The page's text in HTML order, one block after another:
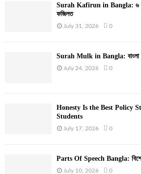
Surah Kafirun in Bangla: ৬
ফজিলত
July 31, 2026 0
Surah Mulk in Bangla: বাংলা
July 24, 2026 0
Honesty Is the Best Policy
Students
July 17, 2026 0
Parts Of Speech Bangla:
July 10, 2026 0